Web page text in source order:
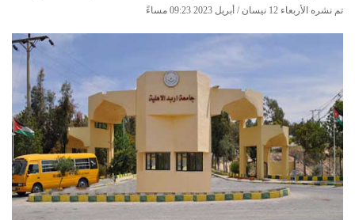
تم نشره الأربعاء 12 نيسان / أبريل 2023 09:23 مساءً